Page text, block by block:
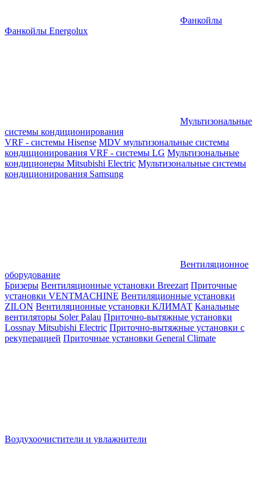
Фанкойлы
Фанкойлы Energolux
Мультизональные
системы кондиционирования
VRF - системы Hisense MDV мультизональные системы
кондиционирования VRF - системы LG Мультизональные
кондиционеры Mitsubishi Electric Мультизональные системы
кондиционирования Samsung
Вентиляционное
оборудование
Бризеры Вентиляционные установки Breezart Приточные
установки VENTMACHINE Вентиляционные установки
ZILON Вентиляционные установки КЛИМАТ Канальные
вентиляторы Soler Palau Приточно-вытяжные установки
Lossnay Mitsubishi Electric Приточно-вытяжные установки с
рекуперацией Приточные установки General Climate
Воздухоочистители и увлажнители